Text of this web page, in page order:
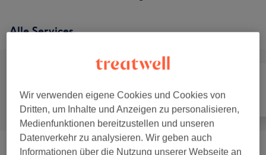
Alle Services
Alle Nägel
Wir verwenden eigene Cookies und Cookies von
Dritten, um Inhalte und Anzeigen zu personalisieren,
Medienfunktionen bereitzustellen und unseren
Datenverkehr zu analysieren. Wir geben auch
Informationen über die Nutzung unserer Webseite an